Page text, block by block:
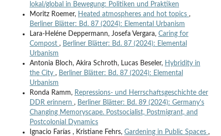
lokal/global in Bewegung: Politiken und Praktiken
Moritz Roemer, Heated atmospheres and hot topics ,
Berliner Blätter: Bd. 87 (2024): Elemental Urbanism
Lara-Heléne Deppermann, Josefa Vergara, Caring for
Compost , Berliner Blätter: Bd. 87 (2024): Elemental
Urbanism
Antonia Bloch, Akira Schroth, Lucas Beseler, Hybridity in
the City , Berliner Blätter: Bd. 87 (2024): Elemental
Urbanism
Ronda Ramm, Repressions- und Herrschaftsgeschichte der
DDR erinnern , Berliner Blätter: Bd. 89 (2024): Germany's
Changing Memoryscape. Postsocialist, Postmigrant, and
Postcolonial Dynamics
Ignacio Farías , Kristiane Fehrs, Gardening in Public Spaces ,